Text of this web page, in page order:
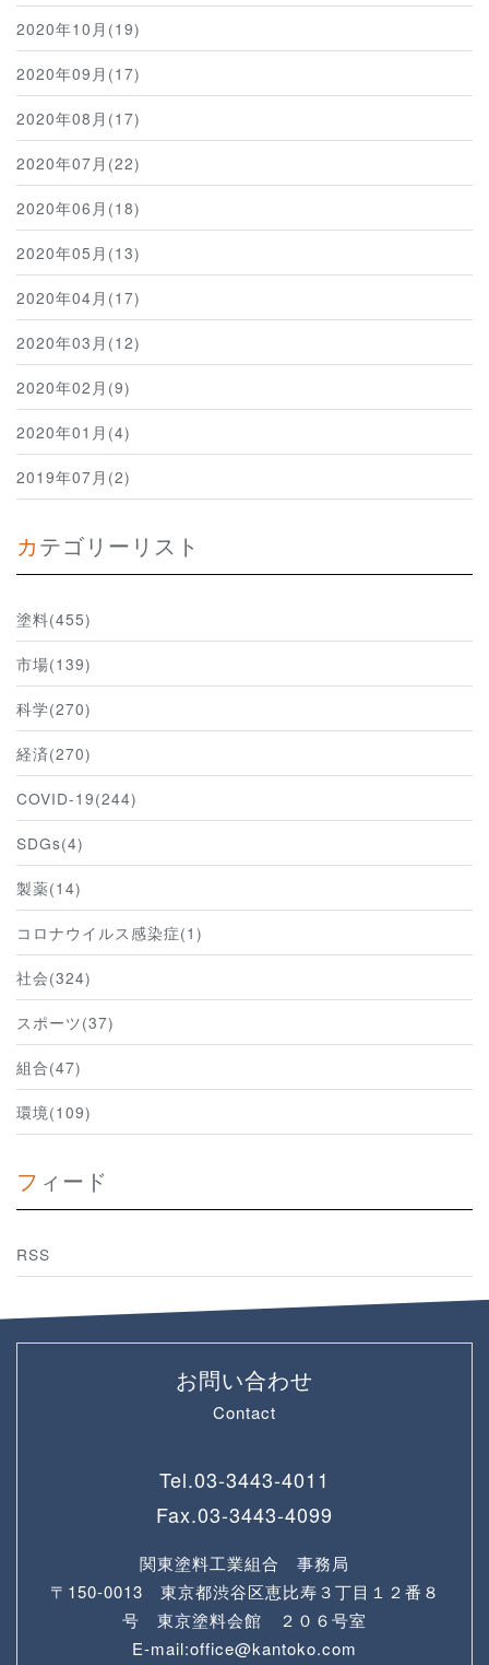
2020年10月(19)
2020年09月(17)
2020年08月(17)
2020年07月(22)
2020年06月(18)
2020年05月(13)
2020年04月(17)
2020年03月(12)
2020年02月(9)
2020年01月(4)
2019年07月(2)
カテゴリーリスト
塗料(455)
市場(139)
科学(270)
経済(270)
COVID-19(244)
SDGs(4)
製薬(14)
コロナウイルス感染症(1)
社会(324)
スポーツ(37)
組合(47)
環境(109)
フィード
RSS
お問い合わせ
Contact
Tel.03-3443-4011
Fax.03-3443-4099
関東塗料工業組合 事務局
〒150-0013 東京都渋谷区恵比寿３丁目１２番８
号 東京塗料会館 ２０６号室
E-mail:office@kantoko.com